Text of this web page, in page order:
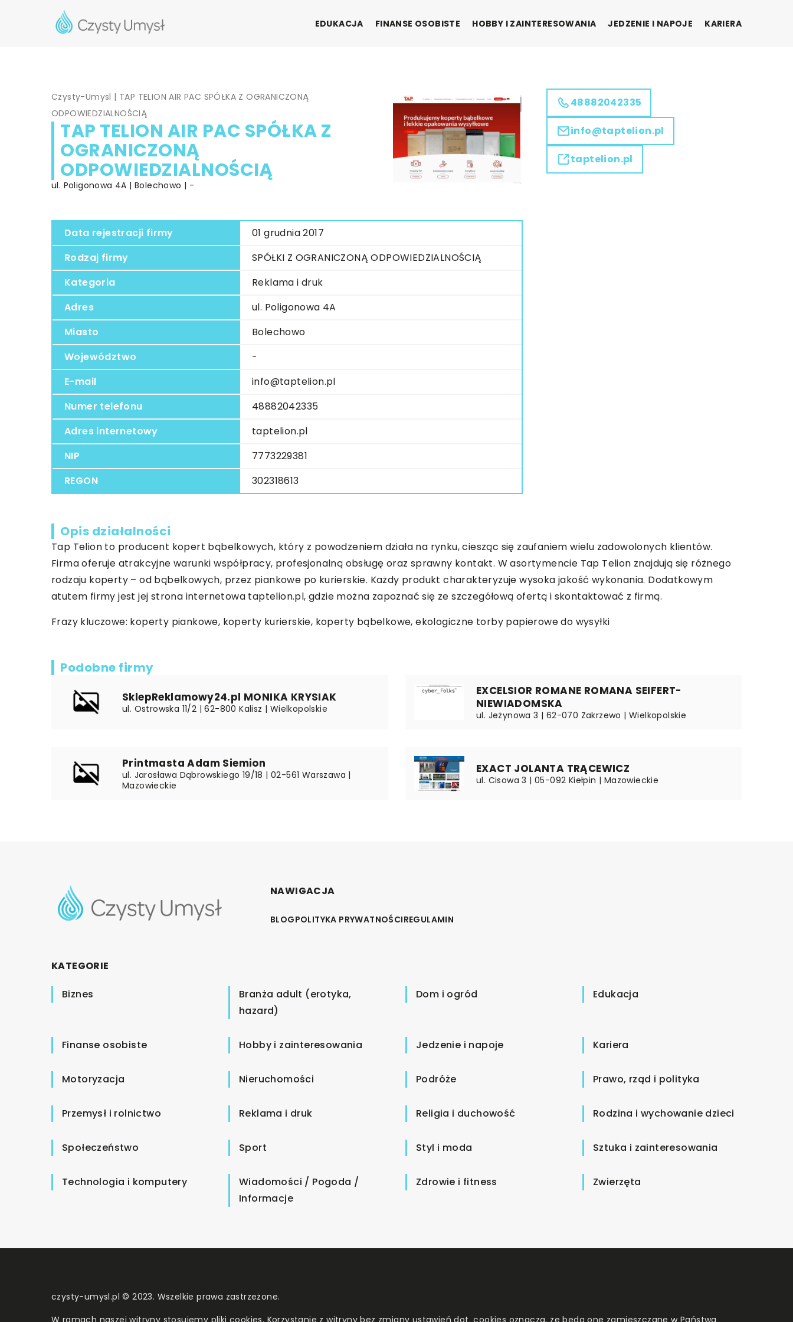
EDUKACJA FINANSE OSOBISTE HOBBY I ZAINTERESOWANIA JEDZENIE I NAPOJE KARIERA
Czysty-Umysl | TAP TELION AIR PAC SPÓŁKA Z OGRANICZONĄ
ODPOWIEDZIALNOŚCIĄ
TAP TELION AIR PAC SPÓŁKA Z
OGRANICZONĄ
ODPOWIEDZIALNOŚCIĄ
ul. Poligonowa 4A | Bolechowo | -
Data rejestracji firmy
01 grudnia 2017
Rodzaj firmy
SPÓŁKI Z OGRANICZONĄ ODPOWIEDZIALNOŚCIĄ
Kategoria
Reklama i druk
Adres
ul. Poligonowa 4A
Miasto
Bolechowo
Województwo
-
E-mail
info@taptelion.pl
Numer telefonu
48882042335
Adres internetowy
taptelion.pl
NIP
7773229381
REGON
302318613
48882042335
info@taptelion.pl
taptelion.pl
Opis działalności
Tap Telion to producent kopert bąbelkowych, który z powodzeniem działa na rynku, ciesząc się zaufaniem wielu zadowolonych klientów.
Firma oferuje atrakcyjne warunki współpracy, profesjonalną obsługę oraz sprawny kontakt. W asortymencie Tap Telion znajdują się różnego
rodzaju koperty – od bąbelkowych, przez piankowe po kurierskie. Każdy produkt charakteryzuje wysoka jakość wykonania. Dodatkowym
atutem firmy jest jej strona internetowa taptelion.pl, gdzie można zapoznać się ze szczegółową ofertą i skontaktować z firmą.
Frazy kluczowe: koperty piankowe, koperty kurierskie, koperty bąbelkowe,ekologiczne torby papierowe do wysyłki
Podobne firmy
SklepReklamowy24.pl MONIKA KRYSIAK
ul. Ostrowska 11/2 | 62-800 Kalisz | Wielkopolskie
EXCELSIOR ROMANE ROMANA SEIFERT-
NIEWIADOMSKA
ul. Jeżynowa 3 | 62-070 Zakrzewo | Wielkopolskie
Printmasta Adam Siemion
ul. Jarosława Dąbrowskiego 19/18 | 02-561 Warszawa |
Mazowieckie
EXACT JOLANTA TRĄCEWICZ
ul. Cisowa 3 | 05-092 Kiełpin | Mazowieckie
NAWIGACJA
BLOGPOLITYKA PRYWATNOŚCIREGULAMIN
KATEGORIE
Biznes
Branża adult (erotyka,
hazard)
Dom i ogród Edukacja
Finanse osobiste Hobby i zainteresowania Jedzenie i napoje Kariera
Motoryzacja Nieruchomości Podróże Prawo, rząd i polityka
Przemysł i rolnictwo Reklama i druk Religia i duchowość Rodzina i wychowanie dzieci
Społeczeństwo Sport Styl i moda Sztuka i zainteresowania
Technologia i komputery
Wiadomości / Pogoda /
Informacje
Zdrowie i fitness Zwierzęta
czysty-umysl.pl © 2023. Wszelkie prawa zastrzeżone.
W ramach naszej witryny stosujemy pliki cookies. Korzystanie z witryny bez zmiany ustawień dot. cookies oznacza, że będą one zamieszczane w Państwa